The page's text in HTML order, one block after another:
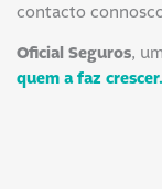
contacto
Oficial Seguros,
quem a faz crescer.